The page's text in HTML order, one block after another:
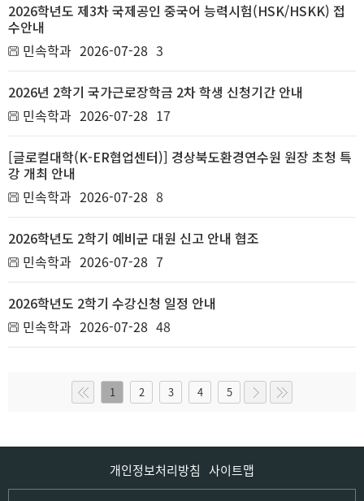
2026학년도 제3차 국제공인 중국어 능력시험(HSK/HSKK) 접
수안내
민속학과 2026-07-28 3
2026년 2학기 국가근로장학금 2차 학생 신청기간 안내
민속학과 2026-07-28 17
[글로컬대학(K-ER협업센터)] 경상북도환경연수원 원장 초청 특
강 개최 안내
민속학과 2026-07-28 8
2026학년도 2학기 예비군 대원 신고 안내 협조
민속학과 2026-07-28 7
2026학년도 2학기 수강신청 일정 안내
민속학과 2026-07-28 48
1 2 3 4 5
개인정보처리방침 사이트맵